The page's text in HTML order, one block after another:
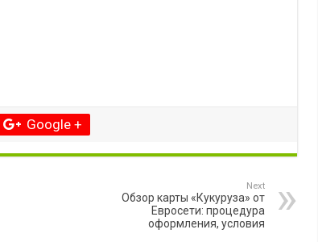
Google +
Next
Обзор карты «Кукуруза» от
Евросети: процедура
оформления, условия